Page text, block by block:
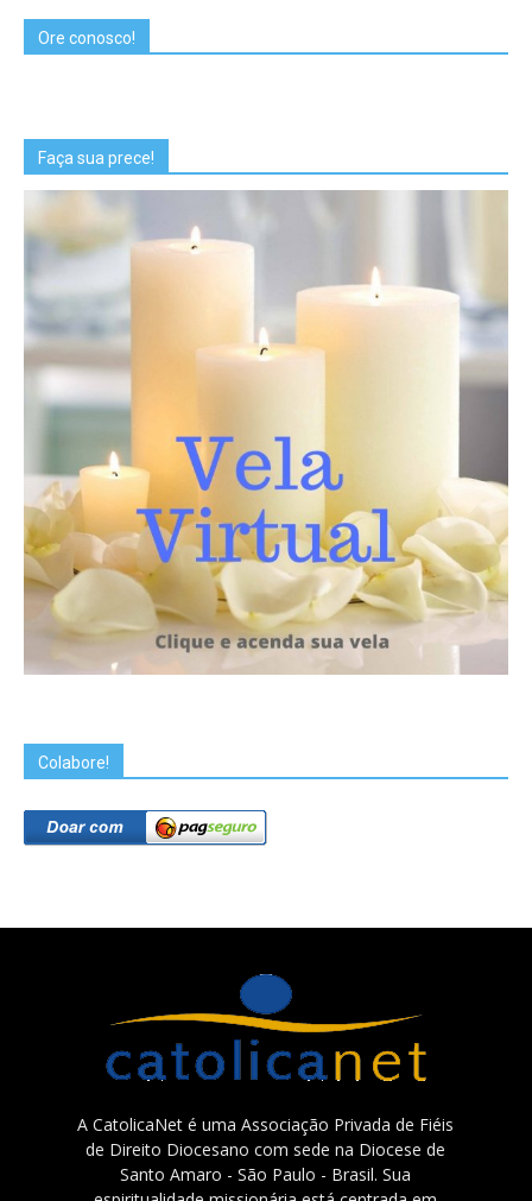
Ore conosco!
Faça sua prece!
Colabore!
A CatolicaNet é uma Associação Privada de Fiéis
de Direito Diocesano com sede na Diocese de
Santo Amaro - São Paulo - Brasil. Sua